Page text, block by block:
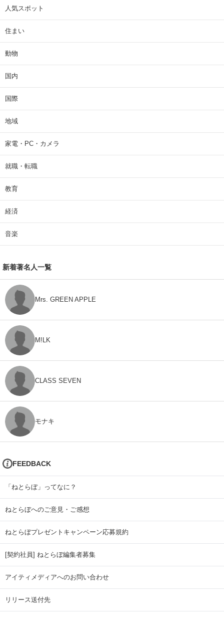
人気スポット
住まい
動物
国内
国際
地域
家電・PC・カメラ
就職・転職
教育
経済
音楽
新着著名人一覧
Mrs. GREEN APPLE
M!LK
CLASS SEVEN
モナキ
FEEDBACK
「ねとらぼ」ってなに？
ねとらぼへのご意見・ご感想
ねとらぼプレゼントキャンペーン応募規約
[契約社員] ねとらぼ編集者募集
アイティメディアへのお問い合わせ
リリース送付先